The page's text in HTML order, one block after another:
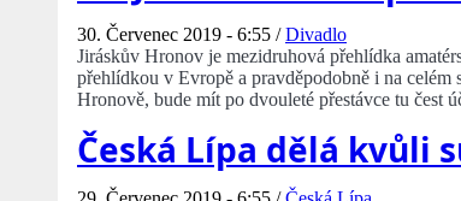
30. Červenec 2019 - 6:55 /Divadlo
Jiráskův Hronov je mezidruhová přehlídka
přehlídkou v Evropě a pravděpodobně i na celém
Hronově, bude mít po dvouleté přestávce tu čest
Česká Lípa dělá kvůli